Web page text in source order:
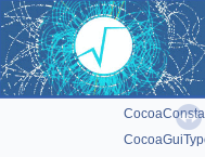
► asimage
▼ cocoa
►
▼ src